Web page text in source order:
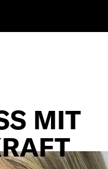
MIT